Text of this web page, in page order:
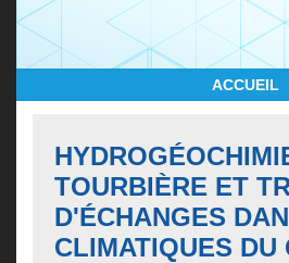
ACCUEIL
TOURBIÈRE ET
D'ÉCHANGES
CLIMATIQUES